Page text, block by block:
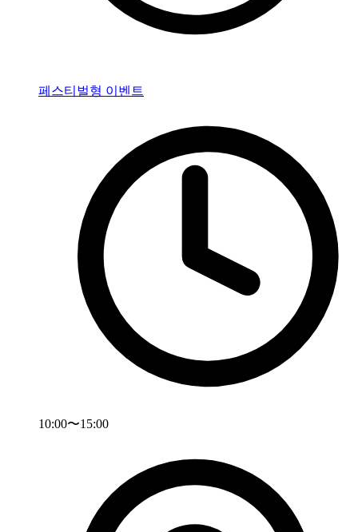
페스티벌형 이벤트
10:00〜15:00